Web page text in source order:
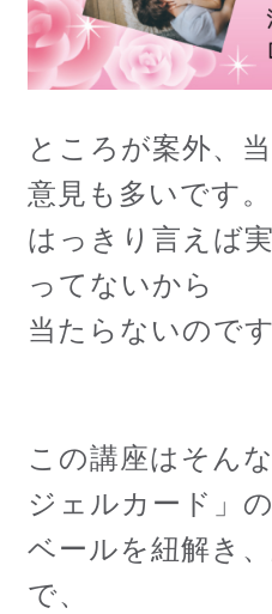
ところが案外、
意見も多いです。
はっきり言えば
ってないから
当たらないのです
この講座はそん
ジェルカード」の
ベールを紐解き
で、